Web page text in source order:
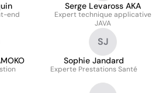
end
Serge Levaross AKA
Expert technique applicative
JAVA
SJ
Sophie Jandard
Experte Prestations Santé